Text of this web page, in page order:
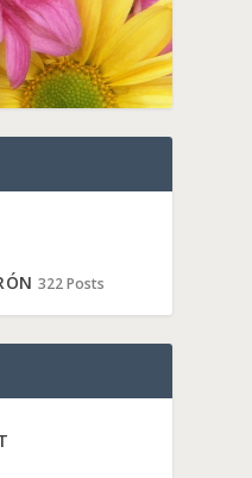
322 Posts